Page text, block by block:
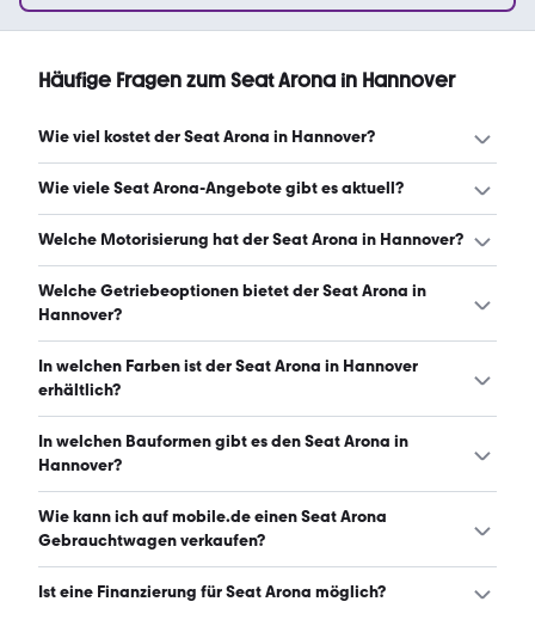
Häufige Fragen zum Seat Arona in Hannover
Wie viel kostet der Seat Arona in Hannover?
Ein guter Preis für einen Seat Arona in Hannover liegt
starten ab 175 € monatlich. (Stand: 7.8.2026)
Wie viele Seat Arona-Angebote gibt es aktuell?
Es gibt insgesamt 143 Seat Arona bei mobile.de, davon
Welche Motorisierung hat der Seat Arona in Hannover?
Der Seat Arona in Hannover hat Leistungen zwischen 95
und 150 PS. (Stand: 7.8.2026)
Welche Getriebeoptionen bietet der Seat Arona in
Hannover?
Der Seat Arona in Hannover ist mit automatischem und
manuellem Getriebe erhältlich. (Stand: 7.8.2026)
In welchen Farben ist der Seat Arona in Hannover
erhältlich?
Den Seat Arona in Hannover gibt es in folgenden Farben:
grau, schwarz, weiß, rot, blau, grün, silber und orange. Die
In welchen Bauformen gibt es den Seat Arona in
Hannover?
Den Seat Arona in Hannover gibt es in folgenden
Bauformen: SUV. (Stand: 7.8.2026)
Wie kann ich auf mobile.de einen Seat Arona
Gebrauchtwagen verkaufen?
Alle Informationen zum Verkauf an mobile.de-
Ist eine Finanzierung für Seat Arona möglich?